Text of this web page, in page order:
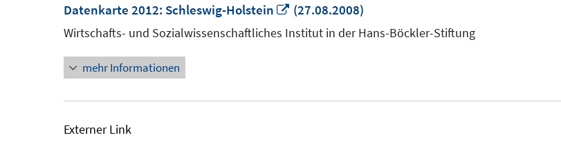
Datenkarte 2012: Schleswig-Holstein
In
neuem
(27.08.2008)
Wirtschafts- und Sozialwissenschaftliches Institut in der Hans-Böckler-Stiftung
mehr Informationen
Externer Link